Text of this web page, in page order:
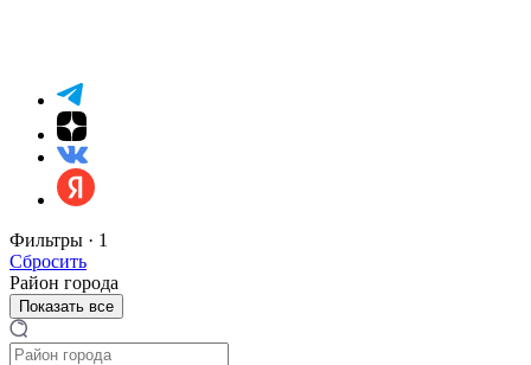
Фильтры · 1
Сбросить
Район города
Показать все